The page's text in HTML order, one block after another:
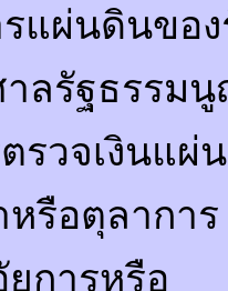
แผ่นดินขอ
าลรัฐธรรม
รวจเงินแผ่
รือตุลาการ
การหรือ